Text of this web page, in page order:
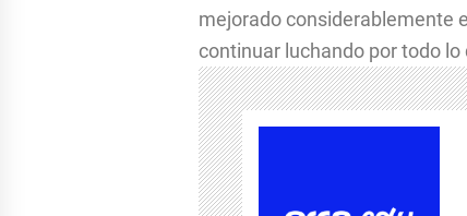
mejorado considerablemente
continuar luchando por todo lo